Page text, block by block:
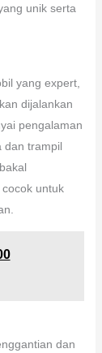
unik serta
yang expert,
dijalankan
pengalaman
dan trampil
untuk
dan